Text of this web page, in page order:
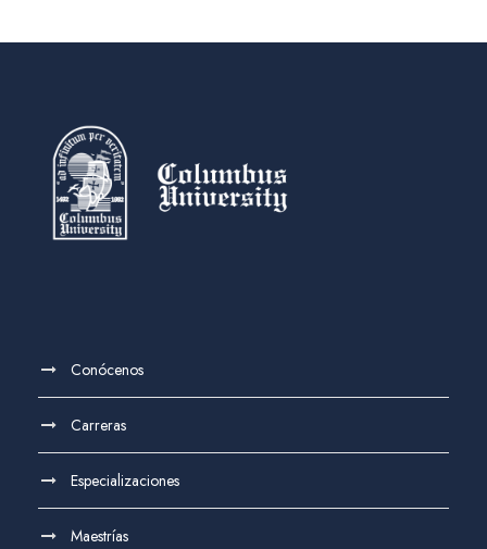
Conócenos
Carreras
Especializaciones
Maestrías